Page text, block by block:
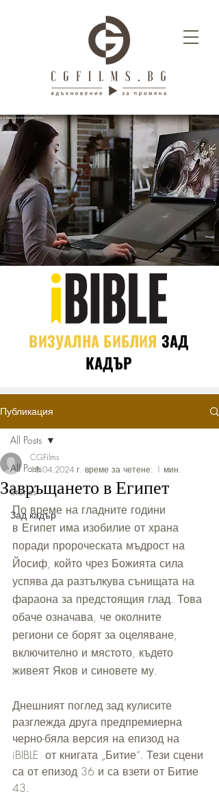
ВИЗУАЛНА БИБЛИЯ ЗАД
КАДЪР
Публикация
All Posts
Stories
Зад кадър
All Posts
Завръщането в Египет
CGFilms
18.04.2024 г. време за четене: 1 мин.
По време на гладните години
в Египет има изобилие от храна
поради пророческата мъдрост на
Йосиф, който чрез Божията сила
успява да разтълкува сънищата на
фараона за предстоящия глад. Това
обаче означава, че околните
региони се борят за оцеляване,
включително и мястото, където
живеят Яков и синовете му.
Днешният поглед зад кулисите
разглежда друга предпремиерна
черно-бяла версия на епизод на
iBIBLE  от книгата „Битие“. Тези сцени
са от епизод 36 и са взети от Битие
43.